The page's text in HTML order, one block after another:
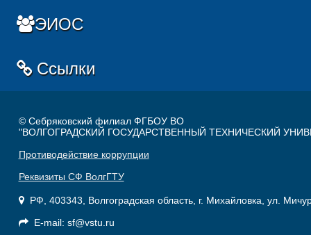
ЭИОС
Ссылки
© Себряковский филиал ФГБОУ ВО
"ВОЛГОГРАДСКИЙ ГОСУДАРСТВЕННЫЙ ТЕХНИЧЕСКИЙ
Противодействие коррупции
Реквизиты СФ ВолгГТУ
РФ, 403343, Волгоградская область, г. Михайловка, ул.
E-mail: sf@vstu.ru